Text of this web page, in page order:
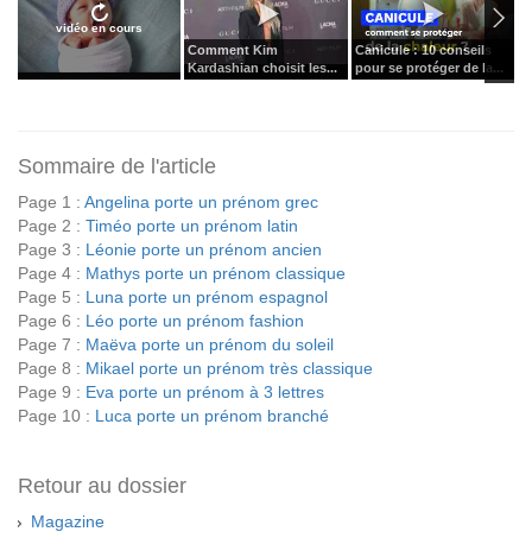
vidéo en cours
Comment Kim
Kardashian choisit les...
Canicule : 10 conseils
pour se protéger de la...
Sommaire de l'article
Page 1 : Angelina porte un prénom grec
Page 2 : Timéo porte un prénom latin
Page 3 : Léonie porte un prénom ancien
Page 4 : Mathys porte un prénom classique
Page 5 : Luna porte un prénom espagnol
Page 6 : Léo porte un prénom fashion
Page 7 : Maëva porte un prénom du soleil
Page 8 : Mikael porte un prénom très classique
Page 9 : Eva porte un prénom à 3 lettres
Page 10 : Luca porte un prénom branché
Retour au dossier
Magazine